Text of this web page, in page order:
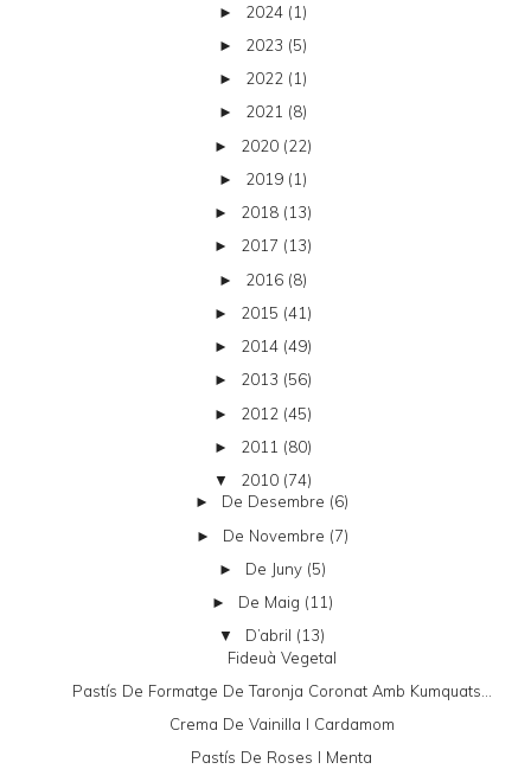
► 2024 (1)
► 2023 (5)
► 2022 (1)
► 2021 (8)
► 2020 (22)
► 2019 (1)
► 2018 (13)
► 2017 (13)
► 2016 (8)
► 2015 (41)
► 2014 (49)
► 2013 (56)
► 2012 (45)
► 2011 (80)
▼ 2010 (74)
► De Desembre (6)
► De Novembre (7)
► De Juny (5)
► De Maig (11)
▼ D’abril (13)
Fideuà Vegetal
Pastís De Formatge De Taronja Coronat Amb Kumquats...
Crema De Vainilla I Cardamom
Pastís De Roses I Menta